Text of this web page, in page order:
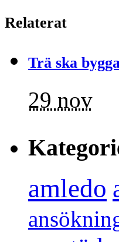
Relaterat
Trä ska
29 nov
amledo